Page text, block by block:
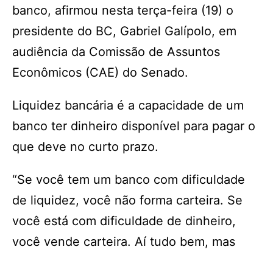
banco, afirmou nesta terça-feira (19) o
presidente do BC, Gabriel Galípolo, em
audiência da Comissão de Assuntos
Econômicos (CAE) do Senado.
Liquidez bancária é a capacidade de um
banco ter dinheiro disponível para pagar o
que deve no curto prazo.
“Se você tem um banco com dificuldade
de liquidez, você não forma carteira. Se
você está com dificuldade de dinheiro,
você vende carteira. Aí tudo bem, mas